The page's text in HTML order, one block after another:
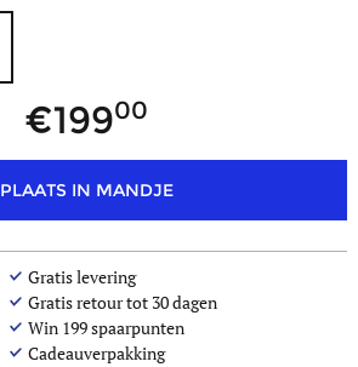
19900
PLAATS IN MANDJE
Gratis levering
Gratis retour tot 30 dagen
Win 199spaarpunten
Cadeauverpakking